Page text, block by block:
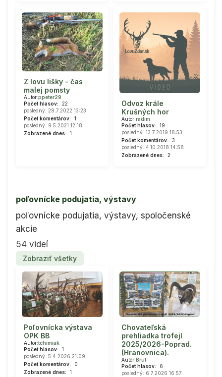
Z lovu lišky - čas
malej pomsty
Autor:ppeter29
Počet hlasov:
22
posledný: 28.7.2022 13:23
Počet komentárov:
1
posledný: 9.5.2021 12:18
Zobrazené dnes:
1
Odvoz krále
Krušných hor
Autor:radim
Počet hlasov:
19
posledný: 13.7.2019 18:53
Počet komentárov:
3
posledný: 4.10.2018 14:58
Zobrazené dnes:
2
poľovnícke podujatia, výstavy
poľovnícke podujatia, výstavy, spoločenské
akcie
54 videí
Zobraziť všetky
Poľovnícka výstava
OPK BB
Autor:tchimiak
Počet hlasov:
1
posledný: 5.4.2026 21:09
Počet komentárov:
0
Zobrazené dnes:
1
Chovateľská
prehliadka trofejí
2025/2026-Poprad.
(Hranovnica).
Autor:Brut
Počet hlasov:
6
posledný: 6.7.2026 16:57